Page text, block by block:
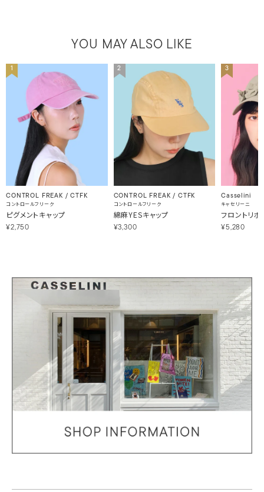
YOU MAY ALSO LIKE
1
CONTROL FREAK / CTFK
コントロールフリーク
ピグメントキャップ
¥2,750
2
CONTROL FREAK / CTFK
コントロールフリーク
綿麻YESキャップ
¥3,300
3
Casselini
キャセリーニ
フロントリボ
¥5,280